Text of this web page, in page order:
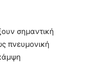
σημαντική
πνευμονική